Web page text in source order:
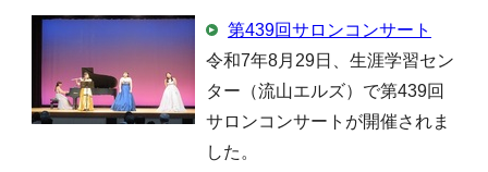
第439回サロンコンサート
令和7年8月29日、生涯学習セン
ター（流山エルズ）で第439回
サロンコンサートが開催されま
した。